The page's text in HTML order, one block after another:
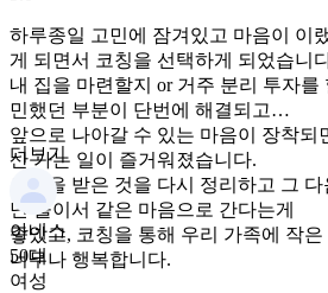
하루종일 고민에 잠겨있고 마음이 이
게 되면서 코칭을 선택하게 되었습니
내 집을 마련할지 or 거주 분리 투자를
민했던 부분이 단번에 해결되고
앞으로 나아갈 수 있는 마음이 장착되
산 가는 일이 즐거워졌습니다.
코칭을 받은 것을 다시 정리하고 그
닌 둘이서 같은 마음으로 간다는게
좋았고, 코칭을 통해 우리 가족에 작
너무나 행복합니다.
더보기
아네스
50대
여성